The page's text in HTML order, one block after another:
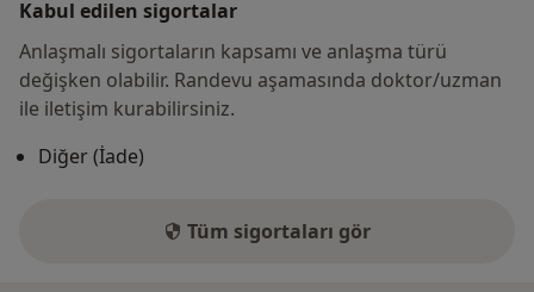
Kabul edilen sigortalar
Anlaşmalı sigortaların kapsamı ve anlaşma türü
değişken olabilir. Randevu aşamasında doktor/uzman
ile iletişim kurabilirsiniz.
Diğer (İade)
Tüm sigortaları gör